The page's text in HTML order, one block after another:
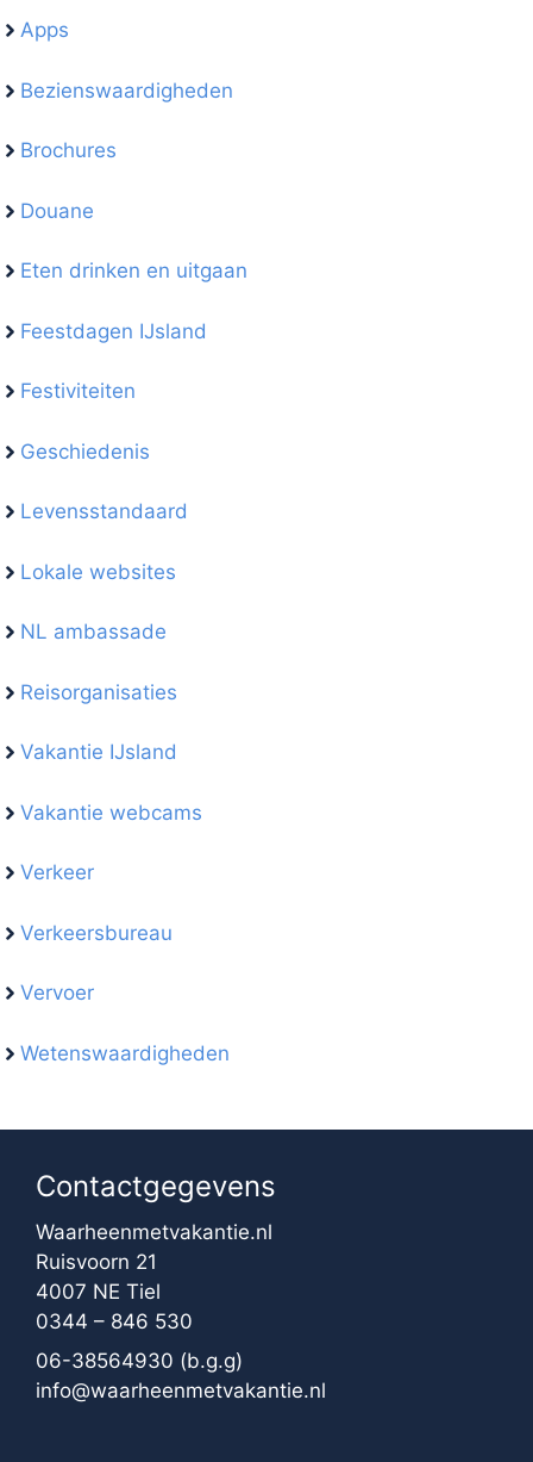
Apps
Bezienswaardigheden
Brochures
Douane
Eten drinken en uitgaan
Feestdagen IJsland
Festiviteiten
Geschiedenis
Levensstandaard
Lokale websites
NL ambassade
Reisorganisaties
Vakantie IJsland
Vakantie webcams
Verkeer
Verkeersbureau
Vervoer
Wetenswaardigheden
Contactgegevens
Waarheenmetvakantie.nl
Ruisvoorn 21
4007 NE Tiel
0344 – 846 530
06-38564930 (b.g.g)
info@waarheenmetvakantie.nl